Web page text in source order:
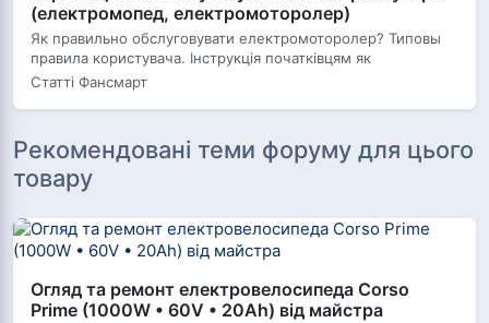
(електромопед, електромоторолер)
Як правильно обслуговувати електромоторолер? Типовы
правила користувача. Інструкція початківцям як
Статті Фансмарт
Рекомендовані теми форуму для цього
товару
Огляд та ремонт електровелосипеда Corso
Prime (1000W • 60V • 20Ah) від майстра